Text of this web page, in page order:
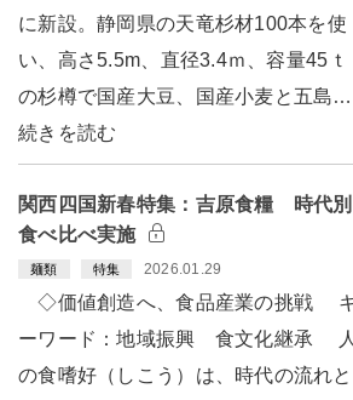
に新設。静岡県の天竜杉材100本を使
い、高さ5.5m、直径3.4ｍ、容量45ｔ
の杉樽で国産大豆、国産小麦と五島…
続きを読む
関西四国新春特集：吉原食糧 時代別
食べ比べ実施
麺類 特集 2026.01.29
◇価値創造へ、食品産業の挑戦
ーワード：地域振興 食文化継承 人
の食嗜好（しこう）は、時代の流れと